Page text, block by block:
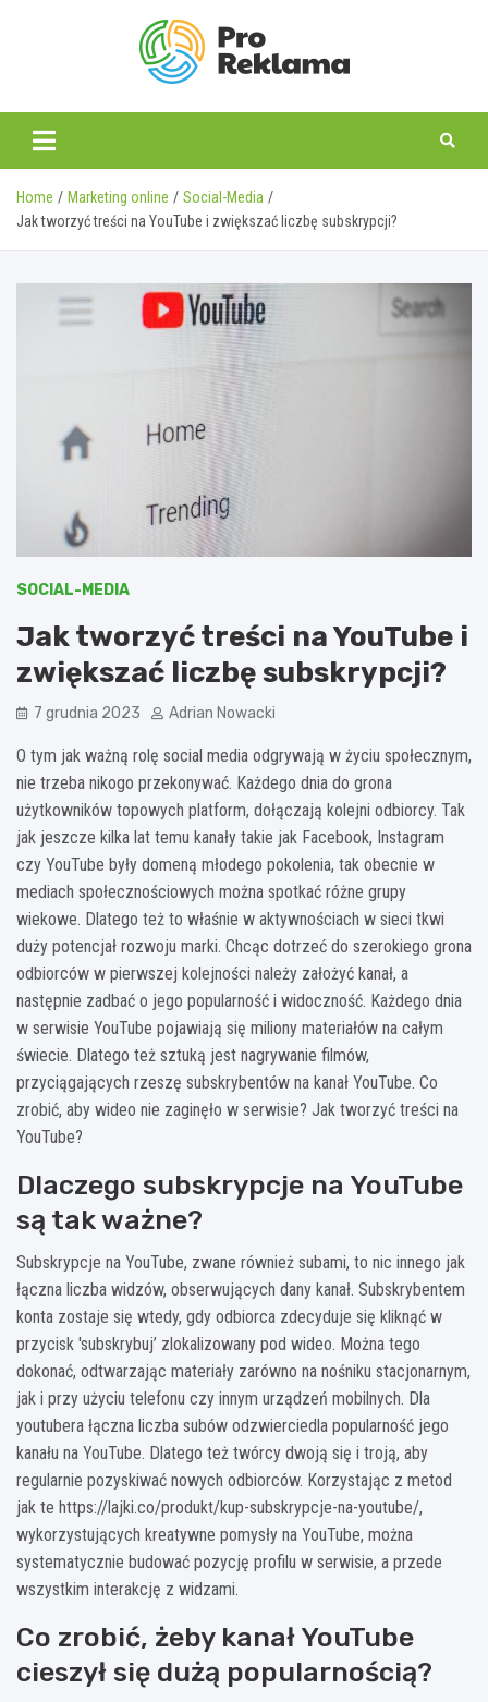
proreklama.pl
Home Marketing online
Social-Media
Jak tworzyć treści na YouTube i zwiększać liczbę subskrypcji?
SOCIAL-MEDIA
Jak tworzyć treści na YouTube i
zwiększać liczbę subskrypcji?
7 grudnia 2023 Adrian Nowacki
O tym jak ważną rolę social media odgrywają w życiu społecznym,
nie trzeba nikogo przekonywać. Każdego dnia do grona
użytkowników topowych platform, dołączają kolejni odbiorcy. Tak
jak jeszcze kilka lat temu kanały takie jak Facebook, Instagram
czy YouTube były domeną młodego pokolenia, tak obecnie w
mediach społecznościowych można spotkać różne grupy
wiekowe. Dlatego też to właśnie w aktywnościach w sieci tkwi
duży potencjał rozwoju marki. Chcąc dotrzeć do szerokiego grona
odbiorców w pierwszej kolejności należy założyć kanał, a
następnie zadbać o jego popularność i widoczność. Każdego dnia
w serwisie YouTube pojawiają się miliony materiałów na całym
świecie. Dlatego też sztuką jest nagrywanie filmów,
przyciągających rzeszę subskrybentów na kanał YouTube. Co
zrobić, aby wideo nie zaginęło w serwisie? Jak tworzyć treści na
YouTube?
Dlaczego subskrypcje na YouTube
są tak ważne?
Subskrypcje na YouTube, zwane również subami, to nic innego jak
łączna liczba widzów, obserwujących dany kanał. Subskrybentem
konta zostaje się wtedy, gdy odbiorca zdecyduje się kliknąć w
przycisk 'subskrybuj’ zlokalizowany pod wideo. Można tego
dokonać, odtwarzając materiały zarówno na nośniku stacjonarnym,
jak i przy użyciu telefonu czy innym urządzeń mobilnych. Dla
youtubera łączna liczba subów odzwierciedla popularność jego
kanału na YouTube. Dlatego też twórcy dwoją się i troją, aby
regularnie pozyskiwać nowych odbiorców. Korzystając z metod
jak te https://lajki.co/produkt/kup-subskrypcje-na-youtube/,
wykorzystujących kreatywne pomysły na YouTube, można
systematycznie budować pozycję profilu w serwisie, a przede
wszystkim interakcję z widzami.
Co zrobić, żeby kanał YouTube
cieszył się dużą popularnością?